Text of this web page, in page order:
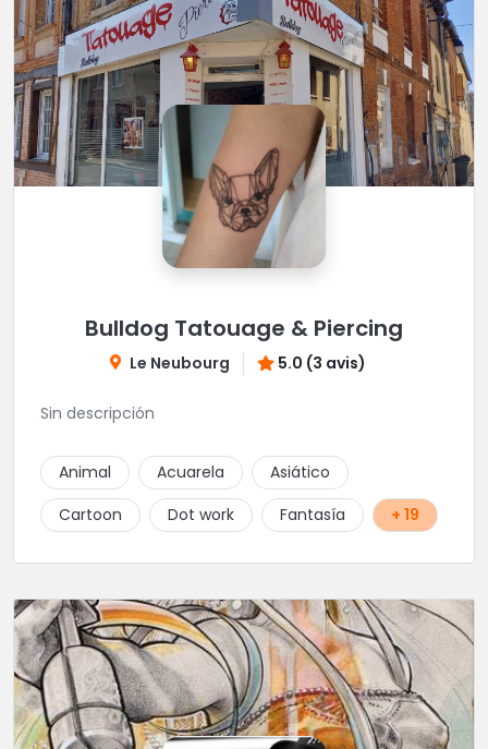
Bulldog Tatouage & Piercing
Le Neubourg 5.0 (3 avis)
Sin descripción
Animal Acuarela
Asiático
Cartoon
Dot work Fantasía + 19